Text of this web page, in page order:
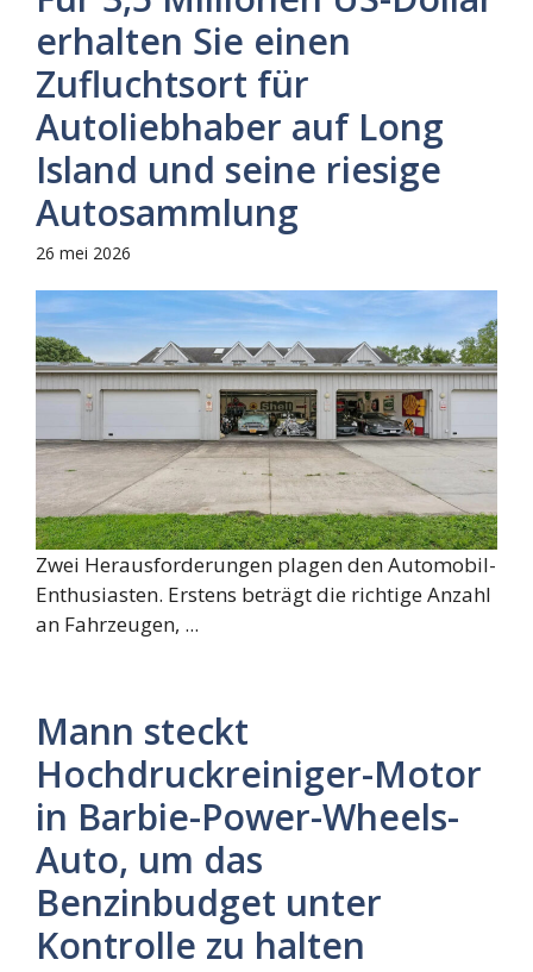
erhalten Sie einen
Zufluchtsort für
Autoliebhaber auf Long
Island und seine riesige
Autosammlung
26 mei 2026
Zwei Herausforderungen plagen den Automobil-
Enthusiasten. Erstens beträgt die richtige Anzahl
an Fahrzeugen, ...
Mann steckt
Hochdruckreiniger-Motor
in Barbie-Power-Wheels-
Auto, um das
Benzinbudget unter
Kontrolle zu halten